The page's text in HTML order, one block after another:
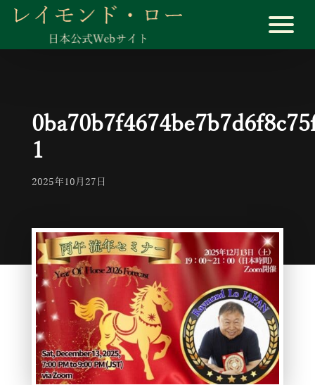
1
2025年10月27日